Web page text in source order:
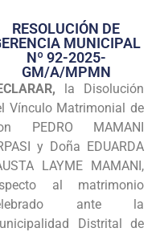
Transparencia
Seguridad
Programas
Intranet
RESOLUCIÓN DE
MUNICIPAL
Nº 92-2025-
GM/A/MPMN
la Disolución
Vínculo Matrimonial de
PEDRO MAMANI
y Doña EDUARDA
LAYME MAMANI,
al matrimonio
ante la
Distrital de